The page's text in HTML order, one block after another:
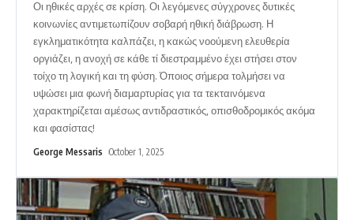
Οι ηθικές αρχές σε κρίση. Οι λεγόμενες σύγχρονες δυτικές
κοινωνίες αντιμετωπίζουν σοβαρή ηθική διάβρωση. Η
εγκληματικότητα καλπάζει, η κακώς νοούμενη ελευθερία
οργιάζει, η ανοχή σε κάθε τί διεστραμμένο έχει στήσει στον
τοίχο τη λογική και τη φύση. Όποιος σήμερα τολμήσει να
υψώσει μια φωνή διαμαρτυρίας για τα τεκταινόμενα
χαρακτηρίζεται αμέσως αντιδραστικός, οπισθοδρομικός ακόμα
και φασίστας!
George Messaris October 1, 2025